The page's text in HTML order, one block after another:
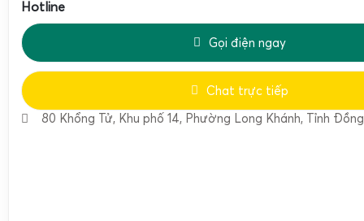
Ứng dụng chính
Cân đi chợ, cân
lịch, cân hành lý
nhỏ
Đơn vị phân phối
Cân Điện Tử Gia
treo điện tử cầm
Hotline
Gọi điện ngay
Chat trực tiếp
80 Khổng Tử, Khu phố 14, Phường Long Khánh, Tỉnh